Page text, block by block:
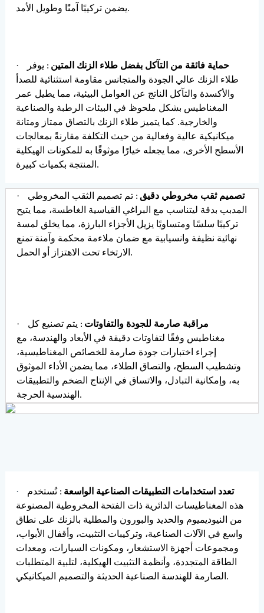
يضمن تركيبًا آمنًا وطويل الأمد.
· حماية فائقة من التآكل بفضل طلاء الزنك المتين : يوفر
طلاء الزنك عالي الجودة والمتجانس مقاومة استثنائية للصدأ
والأكسدة والتآكل الناتج عن العوامل البيئية، مما يطيل عمر
المغناطيس بشكل ملحوظ في البيئات الرطبة والصناعية
والخارجية. كما يتميز طلاء الزنك بالتصاق ممتاز ومتانة
ميكانيكية عالية وفعالية من حيث التكلفة مقارنةً بمعالجات
الأسطح الأخرى، مما يجعله خيارًا موثوقًا به للمكونات الهيكلية
المنتجة بكميات كبيرة.
· تصميم ثقب مخروطي دقيق : تم تصميم الثقب المخروطي
المدبب بدقة ليتناسب مع البراغي القياسية الغاطسة، مما يتيح
تركيبًا سلسًا ومتساويًا يزيل الأجزاء البارزة، مما يخلق لمسة
نهائية نظيفة وانسيابية مع ضمان ملاءمة محكمة وآمنة تمنع
الارتخاء تحت الاهتزاز أو الحمل.
· مراقبة صارمة للجودة والتفاوتات : يتم تصنيع كل
مغناطيس وفقًا لتفاوتات دقيقة في الأبعاد والهندسة، مع
إجراء اختبارات جودة صارمة للخصائص المغناطيسية،
وتشطيب السطح، والتصاق الطلاء، مما يضمن الأداء الموثوق
به، وإمكانية التبادل، والاتساق في الإنتاج الضخم والتطبيقات
الهندسية الحرجة.
· تعدد استخدامات التطبيقات الصناعية الواسعة : تُستخدم
هذه المغناطيسات الدائرية ذات الفتحة المخروطية المصنوعة
من النيوديميوم والحديد والبورون والمطلية بالزنك على نطاق
واسع في الآلات الصناعية، وتركيبات التثبيت، وأقفال الأبواب،
ومجموعات أجهزة الاستشعار، ومكونات السيارات، ومعدات
الطاقة المتجددة، وأنظمة التثبيت الهيكلية، لتلبية المتطلبات
الصارمة للهندسة الصناعية الحديثة والتصميم الميكانيكي.